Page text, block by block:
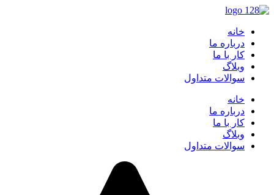
خانه
درباره ما
کار با ما
وبلاگ
سوالات متداول
خانه
درباره ما
کار با ما
وبلاگ
سوالات متداول